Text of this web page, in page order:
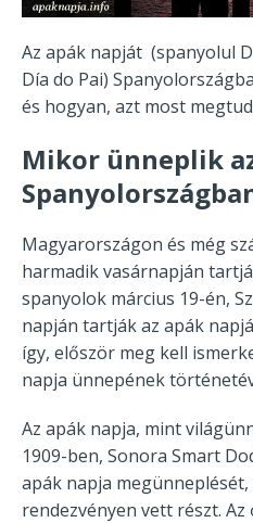
Az apák napját (spanyolul
Día do Pai)
és hogyan, azt most
Mikor ünneplik
Magyarországon és még
harmadik vasárnapján
spanyolok március 19-én,
napján tartják az apák
így, először meg kell
napja ünnepének
Az apák napja, mint
1909-ben, Sonora Smart
apák napja
rendezvényen vett részt. Az